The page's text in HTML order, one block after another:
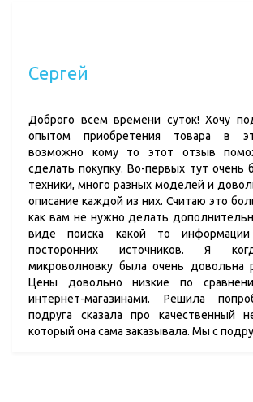
Сергей
Доброго всем времени суток! Хочу
опытом приобретения товара в
возможно кому то этот отзыв
сделать покупку. Во-первых тут очень
техники, много разных моделей и
описание каждой из них. Считаю это
как вам не нужно делать
виде поиска какой то
посторонних источников. Я
микроволновку была очень довольна
Цены довольно низкие по
интернет-магазинами. Решила
подруга сказала про качественный
который она сама заказывала. Мы с